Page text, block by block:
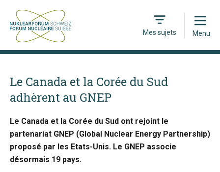
Mes sujets
Open
Menu
Le Canada et la Corée du Sud
adhèrent au GNEP
Le Canada et la Corée du Sud ont rejoint le
partenariat GNEP (Global Nuclear Energy Partnership)
proposé par les Etats-Unis. Le GNEP associe
désormais 19 pays.